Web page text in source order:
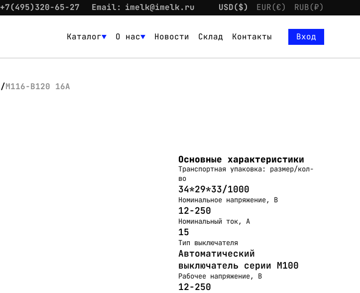
+7(495)320-65-27 Email: imelk@imelk.ru USD($) EUR(€) RUB(₽)
Каталог О нас Новости Склад Контакты
Вход
M116-B120 16A
Основные характеристики
Транспортная упаковка: размер/кол-
во
34*29*33/1000
Номинальное напряжение, В
12-250
Номинальный ток, А
15
Тип выключателя
Автоматический
выключатель серии M100
Рабочее напряжение, В
12-250